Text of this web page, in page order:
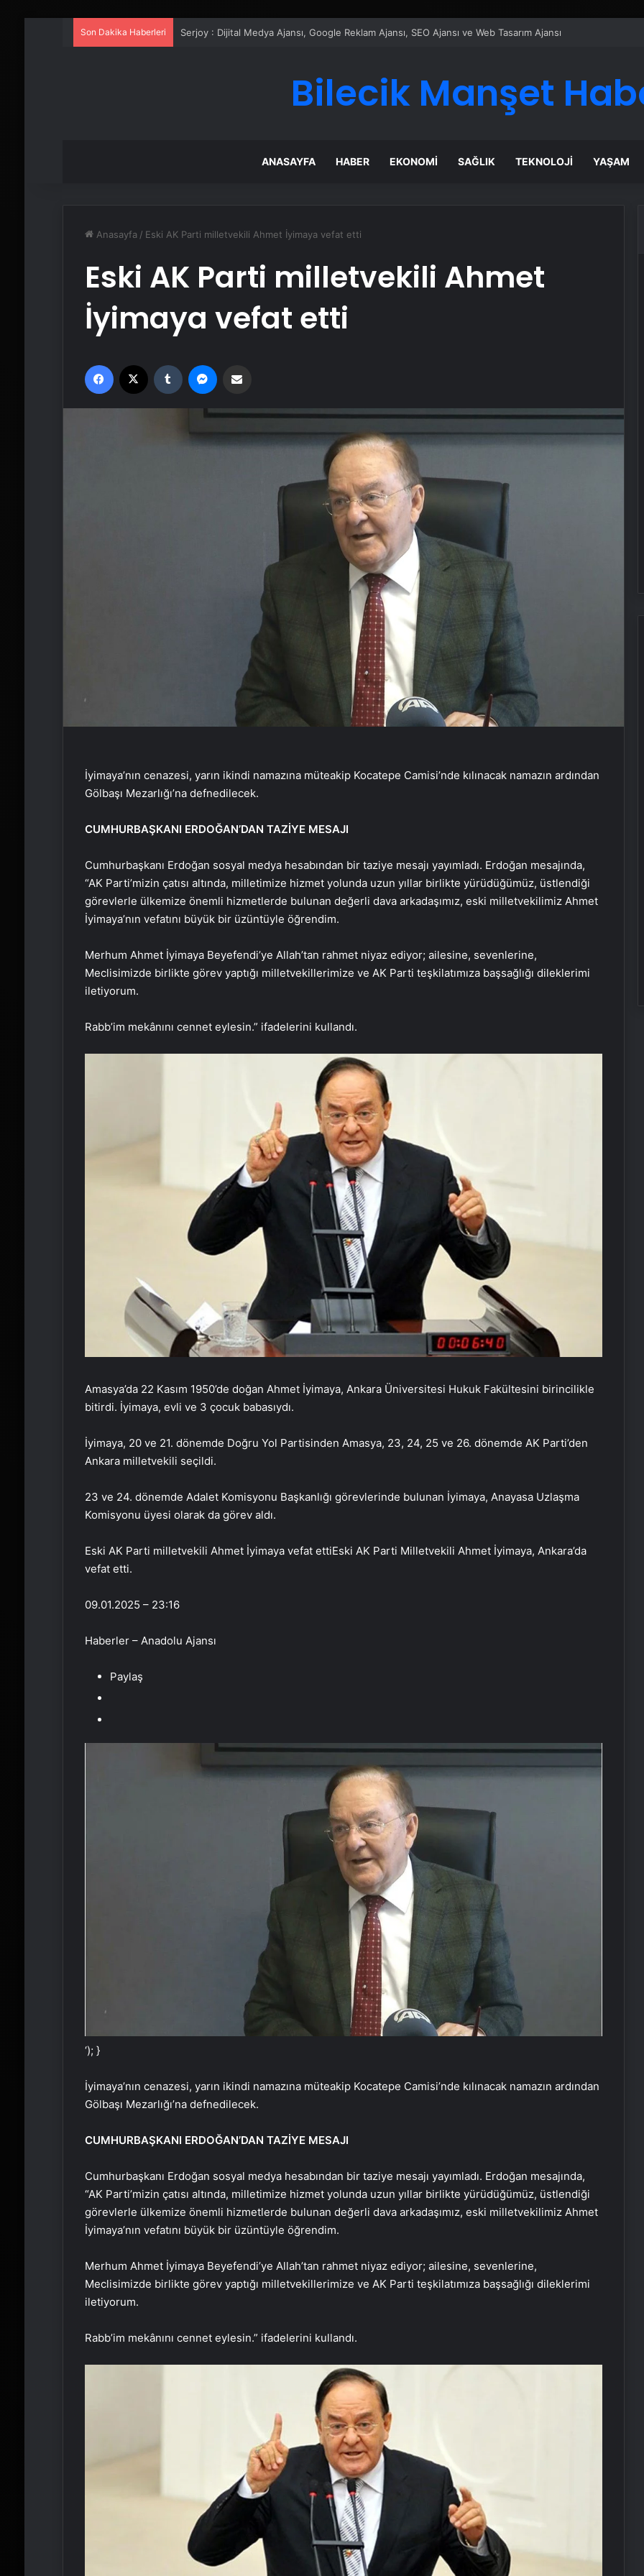
Son Dakika Haberleri UETDS Nedir ? Uetds.com İle Akıllı Dijital Taşımacılık Yazılımı
Bilecik Manşet
ANASAYFA HABER EKONOMI SAĞLIK TEKNOLOJI YAŞAM
Anasayfa / Eski AK Parti milletvekili Ahmet İyimaya vefat etti
Eski AK Parti milletvekili Ahmet
İyimaya vefat etti
Facebook Tumblr
İyimaya’nın cenazesi, yarın ikindi namazına müteakip Kocatepe Camisi’nde kılınacak namazın ardından
Gölbaşı Mezarlığı’na defnedilecek.
CUMHURBAŞKANI ERDOĞAN’DAN TAZİYE MESAJI
Cumhurbaşkanı Erdoğan sosyal medya hesabından bir taziye mesajı yayımladı. Erdoğan mesajında,
“AK Parti’mizin çatısı altında, milletimize hizmet yolunda uzun yıllar birlikte yürüdüğümüz, üstlendiği
görevlerle ülkemize önemli hizmetlerde bulunan değerli dava arkadaşımız, eski milletvekilimiz Ahmet
İyimaya’nın vefatını büyük bir üzüntüyle öğrendim.
Merhum Ahmet İyimaya Beyefendi’ye Allah’tan rahmet niyaz ediyor; ailesine, sevenlerine,
Meclisimizde birlikte görev yaptığı milletvekillerimize ve AK Parti teşkilatımıza başsağlığı dileklerimi
iletiyorum.
Rabb’im mekânını cennet eylesin.” ifadelerini kullandı.
Amasya’da 22 Kasım 1950’de doğan Ahmet İyimaya, Ankara Üniversitesi Hukuk Fakültesini birincilikle
bitirdi. İyimaya, evli ve 3 çocuk babasıydı.
İyimaya, 20 ve 21. dönemde Doğru Yol Partisinden Amasya, 23, 24, 25 ve 26. dönemde AK Parti’den
Ankara milletvekili seçildi.
23 ve 24. dönemde Adalet Komisyonu Başkanlığı görevlerinde bulunan İyimaya, Anayasa Uzlaşma
Komisyonu üyesi olarak da görev aldı.
Eski AK Parti milletvekili Ahmet İyimaya vefat ettiEski AK Parti Milletvekili Ahmet İyimaya, Ankara’da
vefat etti.
09.01.2025 – 23:16
Haberler – Anadolu Ajansı
Paylaş
‘); }
İyimaya’nın cenazesi, yarın ikindi namazına müteakip Kocatepe Camisi’nde kılınacak namazın ardından
Gölbaşı Mezarlığı’na defnedilecek.
CUMHURBAŞKANI ERDOĞAN’DAN TAZİYE MESAJI
Cumhurbaşkanı Erdoğan sosyal medya hesabından bir taziye mesajı yayımladı. Erdoğan mesajında,
“AK Parti’mizin çatısı altında, milletimize hizmet yolunda uzun yıllar birlikte yürüdüğümüz, üstlendiği
görevlerle ülkemize önemli hizmetlerde bulunan değerli dava arkadaşımız, eski milletvekilimiz Ahmet
İyimaya’nın vefatını büyük bir üzüntüyle öğrendim.
Merhum Ahmet İyimaya Beyefendi’ye Allah’tan rahmet niyaz ediyor; ailesine, sevenlerine,
Meclisimizde birlikte görev yaptığı milletvekillerimize ve AK Parti teşkilatımıza başsağlığı dileklerimi
iletiyorum.
Rabb’im mekânını cennet eylesin.” ifadelerini kullandı.